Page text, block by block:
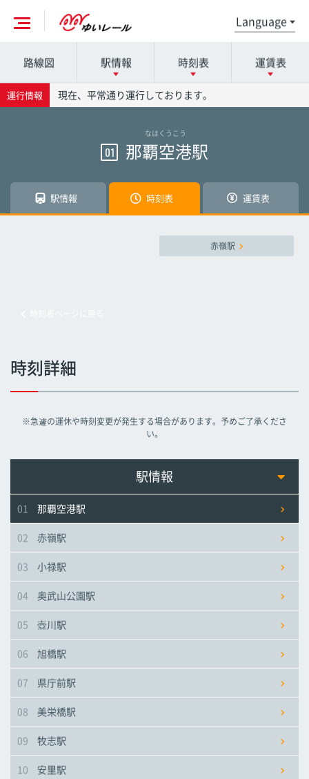
各駅の詳細は駅名を押してください
那覇空港駅
赤嶺駅
県庁前駅
美栄橋駅
牧志駅
おもろまち駅
市立病院前駅
時刻表の詳細は駅名を押してください
那覇空港駅
赤嶺駅
県庁前駅
美栄橋駅
牧志駅
おもろまち駅
市立病院前駅
運賃表の詳細は駅名を押してください
那覇空港駅
赤嶺駅
県庁前駅
美栄橋駅
牧志駅
おもろまち駅
市立病院前駅
路線図 駅情報 時刻表 運賃表
運行情報 現在、平常通り運行しております。
なはくうこう
01 那覇空港駅
駅情報 時刻表 運賃表
赤嶺駅
時刻詳細
※急遽の運休や時刻変更が発生する場合があります。予めご了承くださ
い。
駅情報
01 那覇空港駅
02 赤嶺駅
03 小禄駅
04 奥武山公園駅
05 壺川駅
06 旭橋駅
07 県庁前駅
08 美栄橋駅
09 牧志駅
10 安里駅